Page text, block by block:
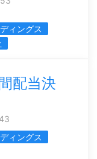
ィングス
配当決
ィングス